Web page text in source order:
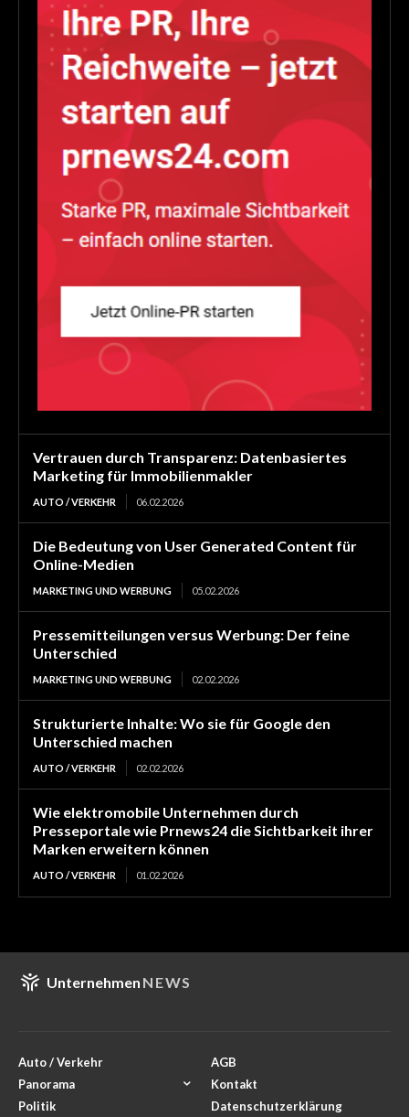
Vertrauen durch Transparenz: Datenbasiertes
Marketing für Immobilienmakler
AUTO / VERKEHR 06.02.2026
Die Bedeutung von User Generated Content für
Online-Medien
MARKETING UND WERBUNG 05.02.2026
Pressemitteilungen versus Werbung: Der feine
Unterschied
MARKETING UND WERBUNG 02.02.2026
Strukturierte Inhalte: Wo sie für Google den
Unterschied machen
AUTO / VERKEHR 02.02.2026
Wie elektromobile Unternehmen durch
Presseportale wie Prnews24 die Sichtbarkeit ihrer
Marken erweitern können
AUTO / VERKEHR 01.02.2026
Unternehmen NEWS
Auto / Verkehr
Panorama
Politik
AGB
Kontakt
Datenschutzerklärung